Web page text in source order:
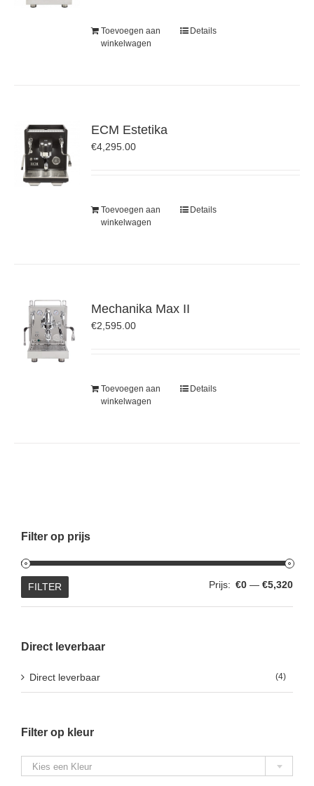
Toevoegen aan
winkelwagen
Details
ECM Estetika
€4,295.00
Toevoegen aan
winkelwagen
Details
Mechanika Max II
€2,595.00
Toevoegen aan
winkelwagen
Details
Filter op prijs
Min.
Max.
FILTER Prijs: €0 — €5,320
Direct leverbaar
Direct leverbaar (4)
Filter op kleur

Kies een Kleur